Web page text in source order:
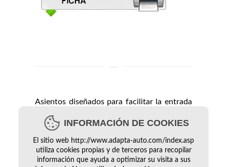
Asientos diseñados para facilitar la entrada
y salida de personas en los asientos del
vehículo, pudiendo convertir éstos en su
propia silla de ruedas, anulando así
INFORMACIÓN DE COOKIES
El sitio web http://www.adapta-auto.com/index.asp
utiliza cookies propias y de terceros para recopilar
información que ayuda a optimizar su visita a sus